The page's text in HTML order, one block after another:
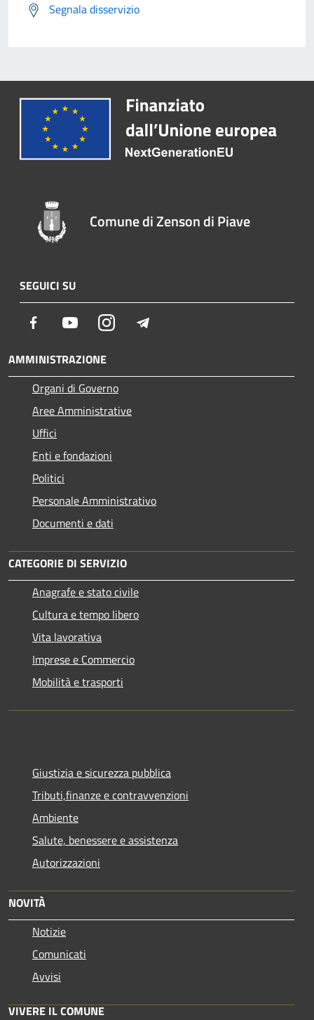
Segnala disservizio
Comune di Zenson di Piave
SEGUICI SU
Facebook YoutubeInstagram
AMMINISTRAZIONE
Organi di Governo
Aree Amministrative
Uffici
Enti e fondazioni
Politici
Personale Amministrativo
Documenti e dati
CATEGORIE DI SERVIZIO
Anagrafe e stato civile
Cultura e tempo libero
Vita lavorativa
Imprese e Commercio
Mobilità e trasporti
Giustizia e sicurezza pubblica
Tributi,finanze e contravvenzioni
Ambiente
Salute, benessere e assistenza
Autorizzazioni
NOVITÀ
Notizie
Comunicati
Avvisi
VIVERE IL COMUNE